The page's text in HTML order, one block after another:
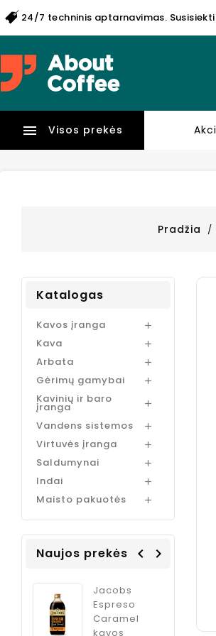
24/7 techninis aptarnavimas.
 Visos prekės
Pradžia
Katalogas
Kavos įranga 
Kava 
Arbata 
Gėrimų gamybai 
Kavinių ir baro
įranga 
Vandens sistemos 
Virtuvės įranga 
Saldumynai 
Indai 
Maisto pakuotės 
Naujos prekės navigate_before navigate_next
Jacobs
Espreso
Caramel
kavos